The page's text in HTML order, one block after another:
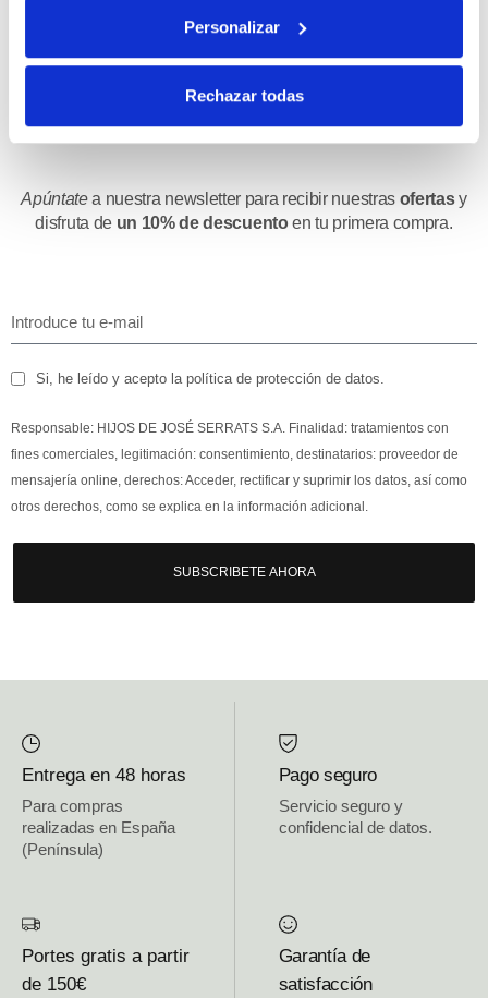
Personalizar
Rechazar todas
10% de descuento
con tu primera compra.
Apúntatea nuestra newsletter para recibir nuestras ofertasy
disfruta de un 10% de descuentoen tu primera compra.
Si, he leído y acepto la política de protección de datos.
Responsable: HIJOS DE JOSÉ SERRATS S.A. Finalidad: tratamientos con
fines comerciales, legitimación: consentimiento, destinatarios: proveedor de
mensajería online, derechos: Acceder, rectificar y suprimir los datos, así como
otros derechos, como se explica en la información adicional.
SUBSCRIBETE AHORA
Entrega en 48 horas
Para compras
realizadas en España
(Península)
Pago seguro
Servicio seguro y
confidencial de datos.
Portes gratis a partir
de 150€
Garantía de
satisfacción